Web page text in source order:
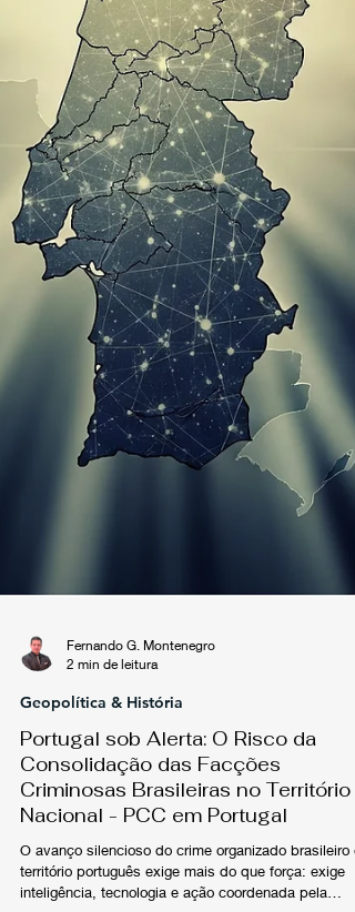
Fernando G. Montenegro
2 min de leitura
Geopolítica & História
Portugal sob Alerta: O Risco da